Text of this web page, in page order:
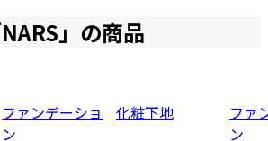
NARS」の商品
ファンデーショ
ン
化粧下地
ファ
ン